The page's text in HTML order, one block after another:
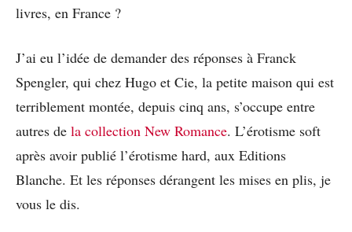
livres, en France ?
J’ai eu l’idée de demander des réponses à Franck
Spengler, qui chez Hugo et Cie, la petite maison qui est
terriblement montée, depuis cinq ans, s’occupe entre
autres de la collection New Romance. L’érotisme soft
après avoir publié l’érotisme hard, aux Editions
Blanche. Et les réponses dérangent les mises en plis, je
vous le dis.